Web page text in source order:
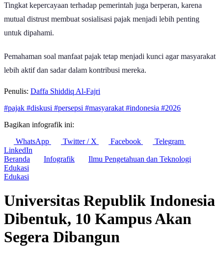
Tingkat kepercayaan terhadap pemerintah juga berperan, karena
mutual distrust membuat sosialisasi pajak menjadi lebih penting
untuk dipahami.
Pemahaman soal manfaat pajak tetap menjadi kunci agar masyarakat
lebih aktif dan sadar dalam kontribusi mereka.
Penulis: Daffa Shiddiq Al-Fajri
#pajak #diskusi #persepsi #masyarakat #indonesia #2026
Bagikan infografik ini:
WhatsApp
Twitter / X Facebook
Telegram
LinkedIn
Beranda
Infografik
Ilmu Pengetahuan dan Teknologi
Edukasi
Edukasi
Universitas Republik Indonesia
Dibentuk, 10 Kampus Akan
Segera Dibangun